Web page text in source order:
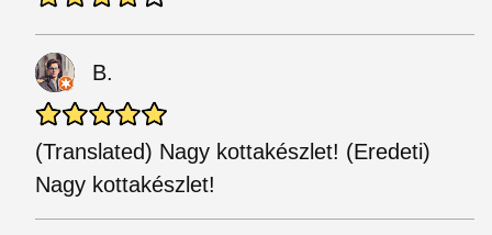
B.
(Translated) Nagy kottakészlet! (Eredeti)
Nagy kottakészlet!